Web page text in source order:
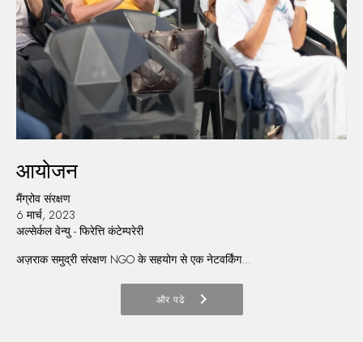
आयोजन
मैंग्रोव संरक्षण
6 मार्च, 2023
अल्सेर्कल वेन्यु - फिरेत्ति कंटेम्परेरी
अज़राक समुद्री संरक्षण NGO के सहयोग से एक नेटवर्किंग...
और पढे chevron_right